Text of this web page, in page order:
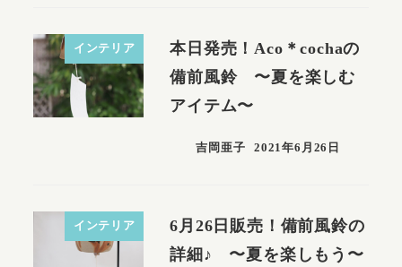
インテリア
本日発売！Aco＊cochaの
備前風鈴 〜夏を楽しむ
アイテム〜
吉岡亜子 2021年6月26日
インテリア
6月26日販売！備前風鈴の
詳細♪ 〜夏を楽しもう〜